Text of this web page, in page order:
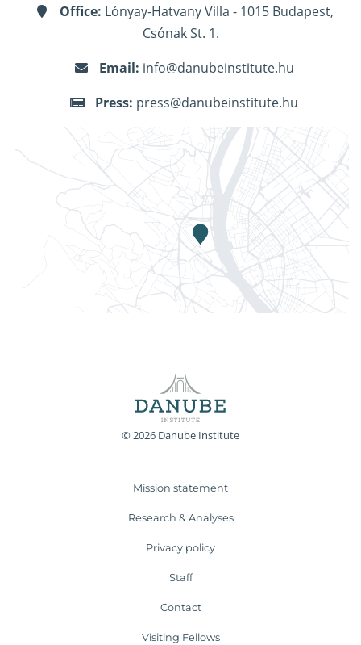
Office: Lónyay-Hatvany Villa - 1015 Budapest,
Csónak St. 1.
Email: info@danubeinstitute.hu
Press: press@danubeinstitute.hu
© 2026 Danube Institute
Mission statement
Research & Analyses
Privacy policy
Staff
Contact
Visiting Fellows